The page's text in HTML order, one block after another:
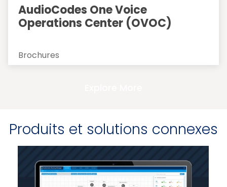
AudioCodes One Voice
Operations Center (OVOC)
Brochures
Produits et solutions connexes